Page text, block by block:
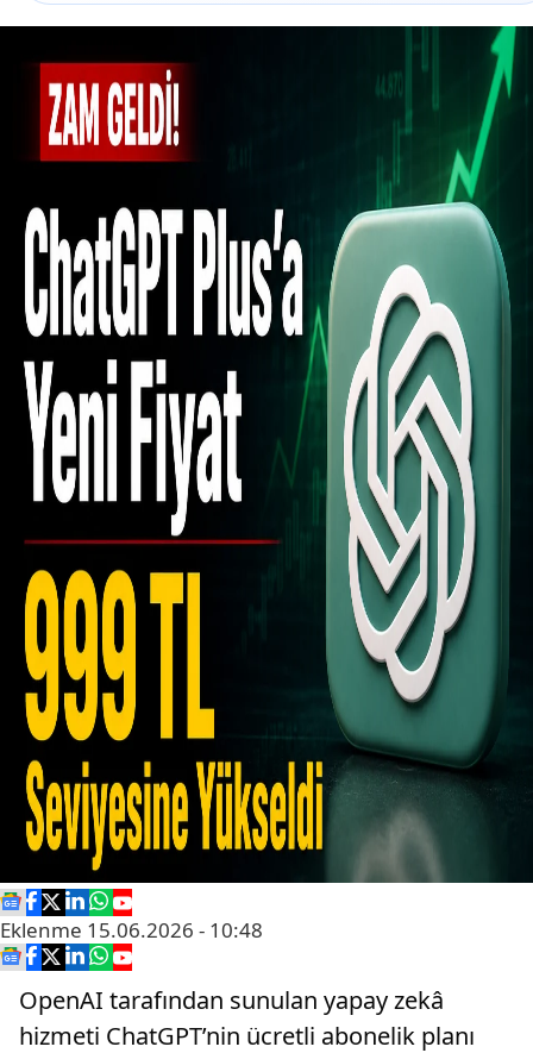
Eklenme 15.06.2026 - 10:48
OpenAI tarafından sunulan yapay zekâ
hizmeti ChatGPT’nin ücretli abonelik planı